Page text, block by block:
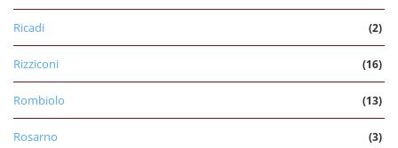
Ricadi (2)
Rizziconi (16)
Rombiolo (13)
Rosarno (3)